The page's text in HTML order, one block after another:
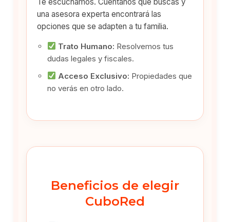
una asesora experta encontrará las
opciones que se adapten a tu familia.
Trato Humano: Resolvemos tus
dudas legales y fiscales.
Acceso Exclusivo: Propiedades que
no verás en otro lado.
Beneficios de elegir
CuboRed